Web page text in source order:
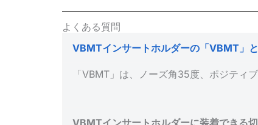
よくある質問
VBMTインサートホルダーの「VBMT」
「VBMT」は、ノーズ角35度、ポジティ
VBMTインサートホルダーに装着できる